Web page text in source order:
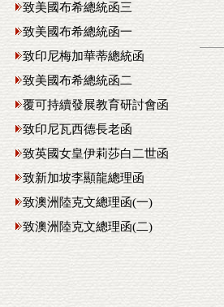
致美國布希總統函三
致美國布希總統函一
致印尼梅加華蒂總統函
致美國布希總統函二
覆可持續發展教育研討會函
致印尼瓦西德長老函
致英國女皇伊莉莎白二世函
致新加坡李顯龍總理函
致澳洲陸克文總理函(一)
致澳洲陸克文總理函(二)